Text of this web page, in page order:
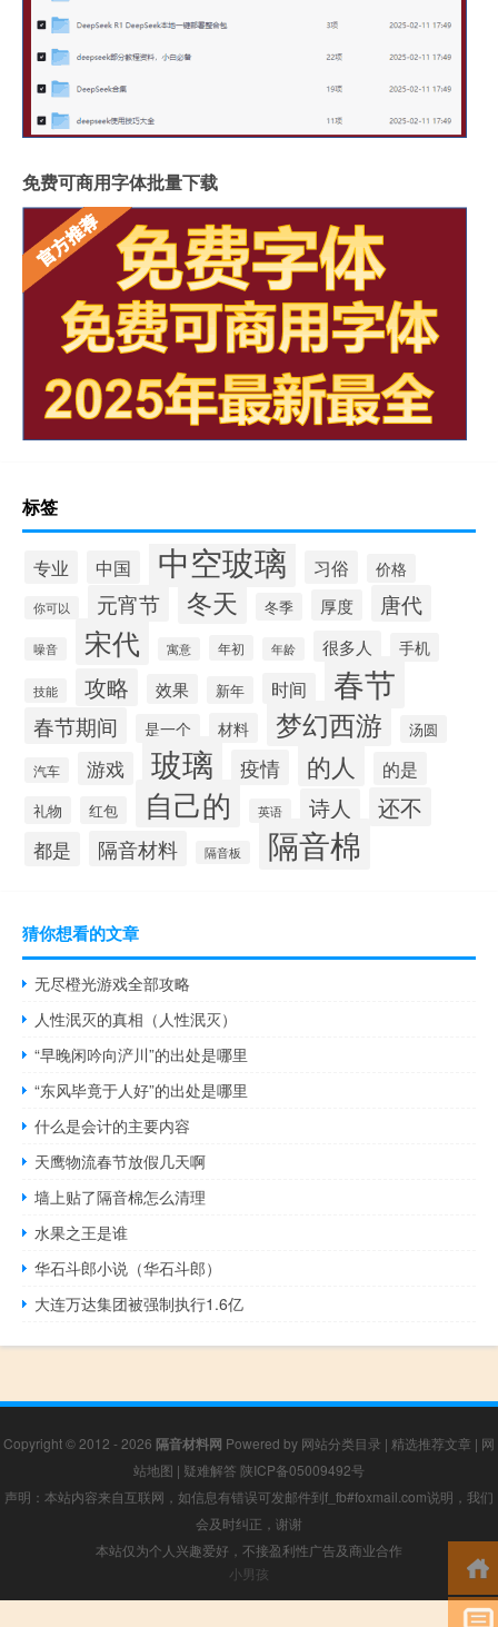
免费可商用字体批量下载
标签
专业 中国 中空玻璃 习俗 价格
你可以 元宵节 冬天 冬季 厚度 唐代
噪音 宋代 寓意 年初 年龄 很多人 手机
技能 攻略 效果 新年 时间 春节
春节期间 是一个 材料 梦幻西游 汤圆
汽车 游戏 玻璃 疫情 的人 的是
礼物 红包 自己的 英语 诗人 还不
都是 隔音材料 隔音板 隔音棉
猜你想看的文章
无尽橙光游戏全部攻略
人性泯灭的真相（人性泯灭）
“早晚闲吟向浐川”的出处是哪里
“东风毕竟于人好”的出处是哪里
什么是会计的主要内容
天鹰物流春节放假几天啊
墙上贴了隔音棉怎么清理
水果之王是谁
华石斗郎小说（华石斗郎）
大连万达集团被强制执行1.6亿
Copyright © 2012 - 2026 隔音材料网 Powered by 网站分类目录 | 精选推荐文章 | 网
站地图 | 疑难解答 陕ICP备05009492号
声明：本站内容来自互联网，如信息有错误可发邮件到f_fb#foxmail.com说明，我们
会及时纠正，谢谢
本站仅为个人兴趣爱好，不接盈利性广告及商业合作
小男孩